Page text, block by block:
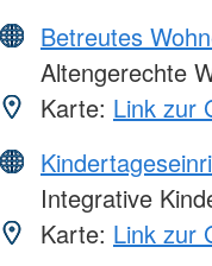
Betreutes
Altengerechte
Karte: Link zur
Integrative
Karte: Link zur